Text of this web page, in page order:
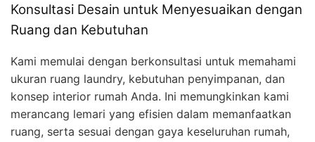
Konsultasi Desain untuk Menyesuaikan dengan
Ruang dan Kebutuhan
Kami memulai dengan berkonsultasi untuk memahami
ukuran ruang laundry, kebutuhan penyimpanan, dan
konsep interior rumah Anda. Ini memungkinkan kami
merancang lemari yang efisien dalam memanfaatkan
ruang, serta sesuai dengan gaya keseluruhan rumah,